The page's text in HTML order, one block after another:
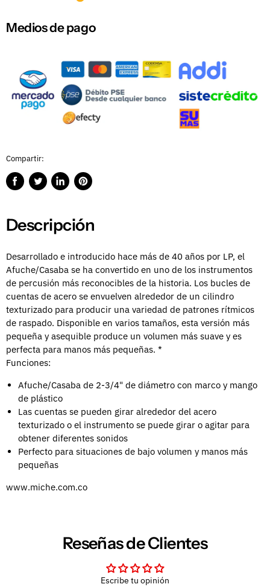
Medios de pago
Compartir:
CompartirPublicarCompartirGuardar
Descripción
Desarrollado e introducido hace más de 40 años por LP, el
Afuche/Casaba se ha convertido en uno de los instrumentos
de percusión más reconocibles de la historia. Los bucles de
cuentas de acero se envuelven alrededor de un cilindro
texturizado para producir una variedad de patrones rítmicos
de raspado. Disponible en varios tamaños, esta versión más
pequeña y asequible produce un volumen más suave y es
perfecta para manos más pequeñas. *
Funciones:
Afuche/Casaba de 2-3/4" de diámetro con marco y mango
de plástico
Las cuentas se pueden girar alrededor del acero
texturizado o el instrumento se puede girar o agitar para
obtener diferentes sonidos
Perfecto para situaciones de bajo volumen y manos más
pequeñas
www.miche.com.co
Reseñas de Clientes
Escribe tu opinión